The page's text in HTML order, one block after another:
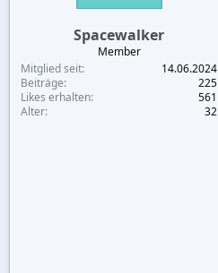
Spacewalker
Member
Mitglied seit
14.06.2024
Beiträge
225
Likes erhalten
561
Alter
32